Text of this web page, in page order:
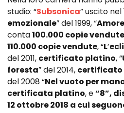
studio: “Subsonica” uscito nel
emozionale” del 1999, “
conta100.000 copie vendute
110.000 copie vendute, “L’
del 2011, certificato platino, “
foresta” del 2014, certificato
del 2008 “Nel vuoto per
certificata platino, e“8”,
12 ottobre 2018 a cui